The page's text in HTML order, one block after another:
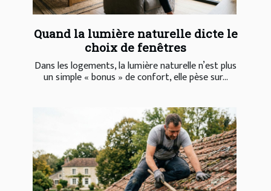
Quand la lumière naturelle dicte le
choix de fenêtres
Dans les logements, la lumière naturelle n’est plus
un simple « bonus » de confort, elle pèse sur...